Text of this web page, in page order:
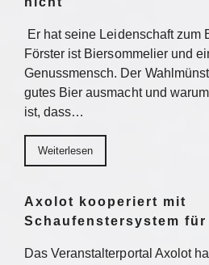
Er hat seine Leidenschaft zum
Förster ist Biersommelier und
Genussmensch. Der
gutes Bier ausmacht und
ist, dass…
Weiterlesen
Axolot kooperiert mit
Schaufenstersystem
Das Veranstalterportal Axolot